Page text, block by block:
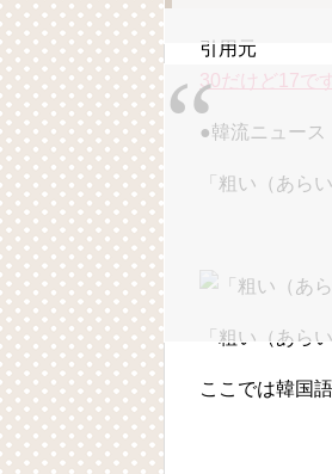
引用元
30だけど17で
●韓流ニュース
「粗い（あら
「粗い（あら
ここでは韓国